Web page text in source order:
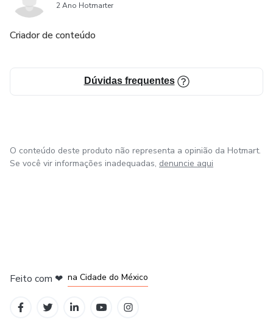
2 Ano Hotmarter
Criador de conteúdo
Dúvidas frequentes
O conteúdo deste produto não representa a opinião da Hotmart.
Se você vir informações inadequadas, denuncie aqui
Feito com ❤ na Cidade do México